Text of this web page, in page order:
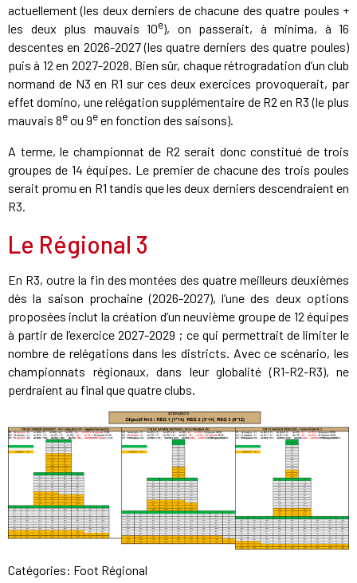
actuellement (les deux derniers de chacune des quatre poules +
les deux plus mauvais 10e), on passerait, à minima, à 16
descentes en 2026-2027 (les quatre derniers des quatre poules)
puis à 12 en 2027-2028. Bien sûr, chaque rétrogradation d’un club
normand de N3 en R1 sur ces deux exercices provoquerait, par
effet domino, une relégation supplémentaire de R2 en R3 (le plus
mauvais 8eou 9een fonction des saisons).
A terme, le championnat de R2 serait donc constitué de trois
groupes de 14 équipes. Le premier de chacune des trois poules
serait promu en R1 tandis que les deux derniers descendraient en
R3.
Le Régional 3
En R3, outre la fin des montées des quatre meilleurs deuxièmes
dès la saison prochaine (2026-2027), l’une des deux options
proposées inclut la création d’un neuvième groupe de 12 équipes
à partir de l’exercice 2027-2029 ; ce qui permettrait de limiter le
nombre de relégations dans les districts. Avec ce scénario, les
championnats régionaux, dans leur globalité (R1-R2-R3), ne
perdraient au final que quatre clubs.
Catégories: Foot Régional